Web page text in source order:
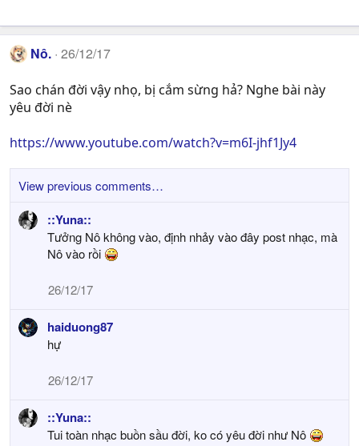
Nô. 26/12/17
Sao chán đời vậy nhọ, bị cắm sừng hả? Nghe bài này
yêu đời nè
https://www.youtube.com/watch?v=m6I-jhf1Jy4
View previous comments…
::Yuna::
Tưởng Nô không vào, định nhảy vào đây post nhạc, mà
Nô vào rồi
26/12/17
haiduong87
hự
26/12/17
::Yuna::
Tui toàn nhạc buồn sầu đời, ko có yêu đời như Nô